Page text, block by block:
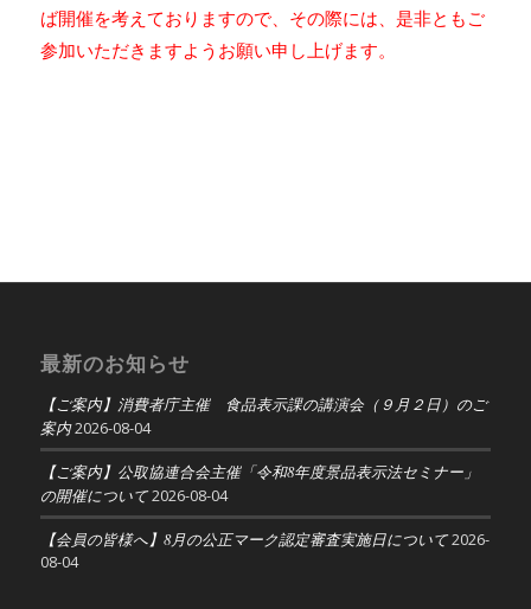
ば開催を考えておりますので、その際には、是非ともご
参加いただきますようお願い申し上げます。
最新のお知らせ
【ご案内】消費者庁主催 食品表示課の講演会（９月２日）のご
案内 2026-08-04
【ご案内】公取協連合会主催「令和8年度景品表示法セミナー」
の開催について 2026-08-04
【会員の皆様へ】8月の公正マーク認定審査実施日について 2026-
08-04